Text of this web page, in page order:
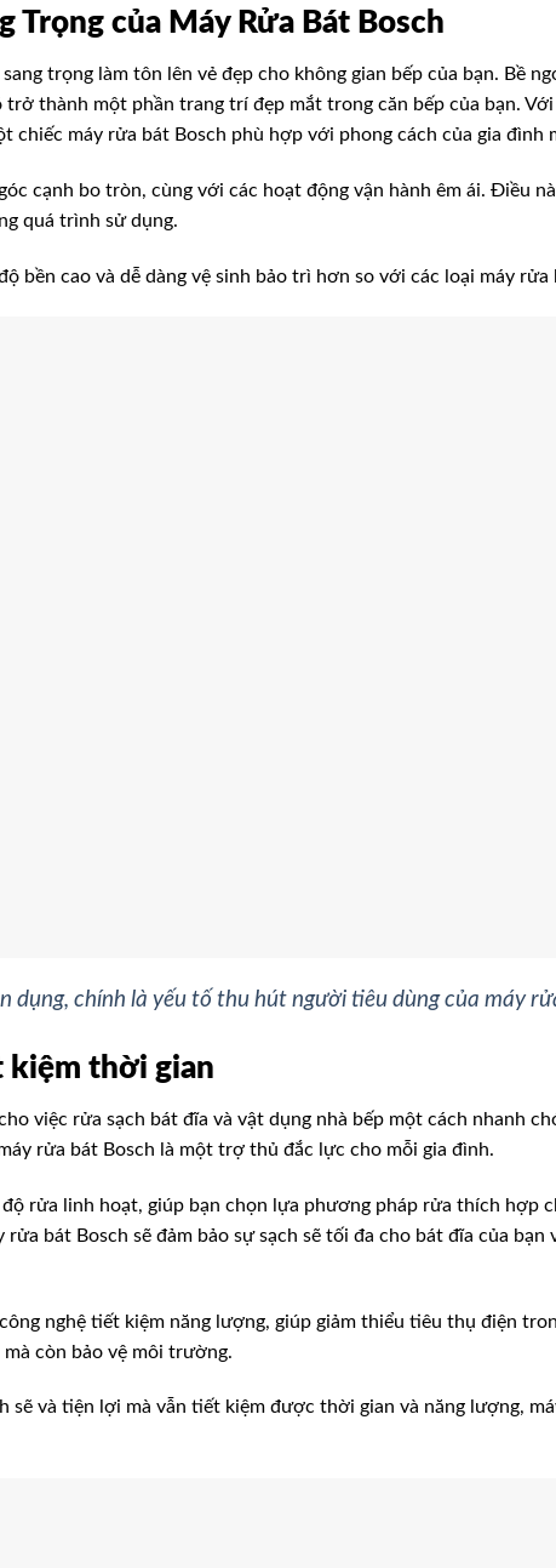
Trọng của Máy Rửa Bát Bosch
trọng làm tôn lên vẻ đẹp cho không gian bếp của bạn. Bề
thành một phần trang trí đẹp mắt trong căn bếp của bạn. Với
chiếc máy rửa bát Bosch phù hợp với phong cách của gia đình
cạnh bo tròn, cùng với các hoạt động vận hành êm ái. Điều
quá trình sử dụng.
bền cao và dễ dàng vệ sinh bảo trì hơn so với các loại máy rửa
dụng, chính là yếu tố thu hút người tiêu dùng của máy
kiệm thời gian
việc rửa sạch bát đĩa và vật dụng nhà bếp một cách nhanh
rửa bát Bosch là một trợ thủ đắc lực cho mỗi gia đình.
rửa linh hoạt, giúp bạn chọn lựa phương pháp rửa thích hợp
bát Bosch sẽ đảm bảo sự sạch sẽ tối đa cho bát đĩa của
nghệ tiết kiệm năng lượng, giúp giảm thiểu tiêu thụ điện
còn bảo vệ môi trường.
sẽ và tiện lợi mà vẫn tiết kiệm được thời gian và năng lượng,